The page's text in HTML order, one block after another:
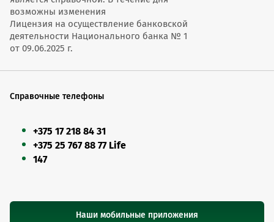
возможны изменения
Лицензия на осуществление банковской
деятельности Национального банка № 1
от 09.06.2025 г.
Справочные телефоны
+375 17 218 84 31
+375 25 767 88 77 Life
147
Наши мобильные приложения